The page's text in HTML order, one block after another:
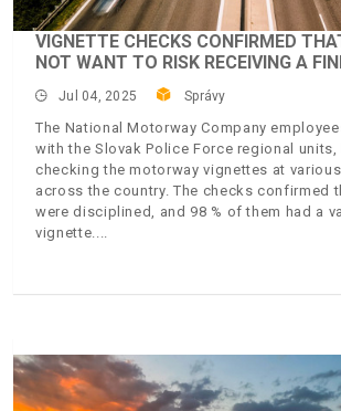
VIGNETTE CHECKS CONFIRMED
NOT WANT TO RISK RECEIVING A
Jul 04, 2025 Správy
The National Motorway Company
with the Slovak Police Force regional units,
checking the motorway vignettes at
across the country. The checks confirmed
were disciplined, and 98 % of them had a
vignette.